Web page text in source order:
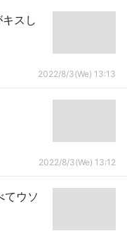
スし
2022/8/3(We) 13:13
2022/8/3(We) 13:12
てウソ